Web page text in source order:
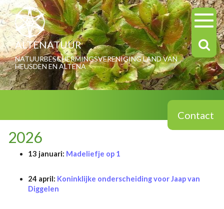
ALTENATUUR
NATUURBESCHERMINGSVERENIGING LAND VAN
HEUSDEN EN ALTENA
Contact
2026
13 januari: Madeliefje op 1
24 april: Koninklijke onderscheiding voor Jaap van
Diggelen